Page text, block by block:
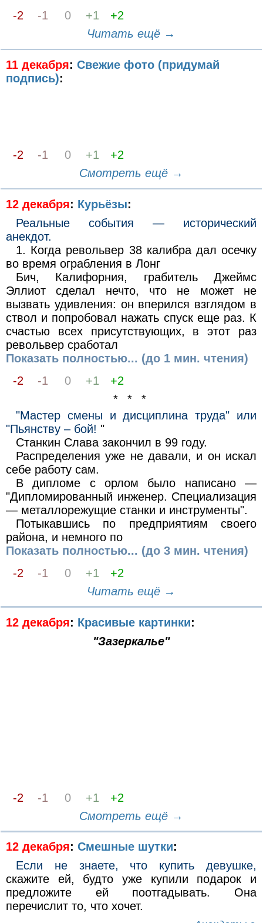
-2
-1 0 +1
+2
Читать ещё →
11 декабря: Свежие фото (придумай
подпись):
-2 -1 0 +1
+2
Смотреть ещё →
12 декабря: Курьёзы:
Реальные события — исторический
анекдот.
1. Когда револьвер 38 калибра дал осечку
во время ограбления в Лонг
Бич, Калифорния, грабитель Джеймс
Эллиот сделал нечто, что не может не
вызвать удивления: он вперился взглядом в
ствол и попробовал нажать спуск еще раз. К
счастью всех присутствующих, в этот раз
револьвер сработал
Показать полностью... (до 1 мин. чтения)
-2
-1 0 +1
+2
* * *
"Мастер смены и дисциплина труда" или
"Пьянству – бой! "
Станкин Слава закончил в 99 году.
Распределения уже не давали, и он искал
себе работу сам.
В дипломе с орлом было написано —
"Дипломированный инженер. Специализация
— металлорежущие станки и инструменты".
Потыкавшись по предприятиям своего
района, и немного по
Показать полностью... (до 3 мин. чтения)
-2
-1 0 +1
+2
Читать ещё →
12 декабря: Красивые картинки:
"Зазеркалье"
-2 -1 0 +1
+2
Смотреть ещё →
12 декабря: Смешные шутки:
Если не знаете, что купить девушке,
скажите ей, будто уже купили подарок и
предложите ей поотгадывать. Она
перечислит то, что хочет.